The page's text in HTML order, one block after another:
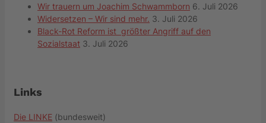
Wir trauern um Joachim Schwammborn 6. Juli 2026
Widersetzen – Wir sind mehr. 3. Juli 2026
Black-Rot Reform ist größter Angriff auf den
Sozialstaat 3. Juli 2026
Links
Die LINKE (bundesweit)